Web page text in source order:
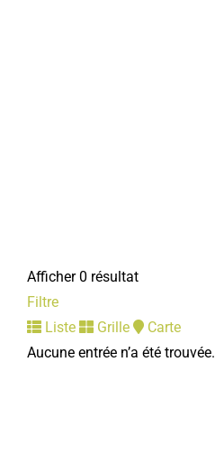
Afficher 0 résultat
Filtre
Liste
Grille
Carte
Aucune entrée n’a été trouvée.